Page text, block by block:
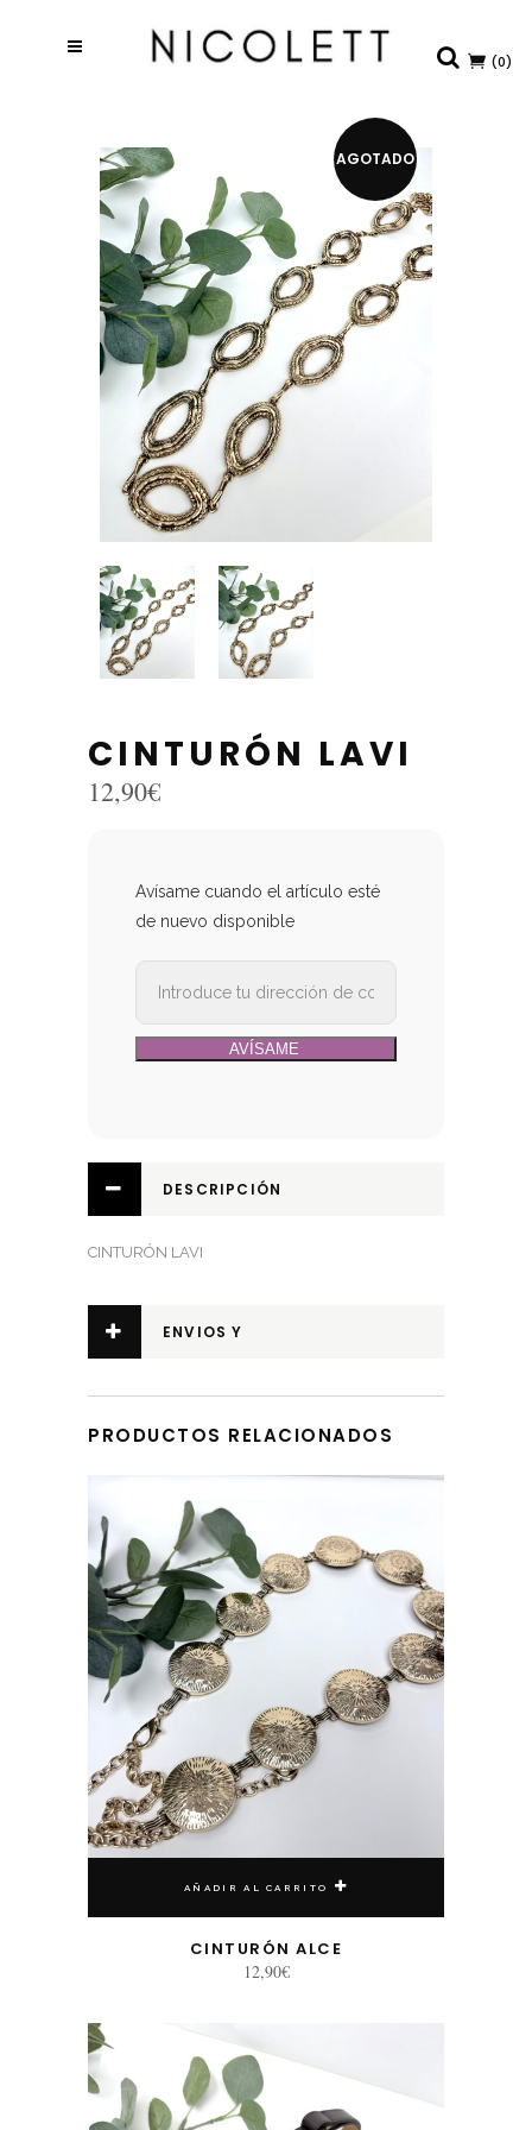
(0)
AGOTADO
CINTURÓN LAVI
12,90€
Avísame cuando el artículo esté
de nuevo disponible
DESCRIPCIÓN
CINTURÓN LAVI
ENVIOS Y
PRODUCTOS RELACIONADOS
AÑADIR AL CARRITO
CINTURÓN ALCE
12,90€